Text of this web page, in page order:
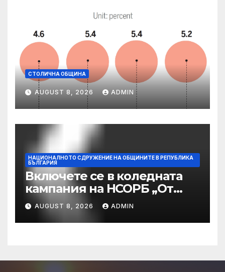
СТОЛИЧНА ОБЩИНА
AUGUST 8, 2026 ADMIN
НАЦИОНАЛНОТО СДРУЖЕНИЕ НА ОБЩИНИТЕ В РЕПУБЛИКА
БЪЛГАРИЯ
Включете се в коледната
кампания на НСОРБ „От
нашите общини за Вашите
празници!“
AUGUST 8, 2026 ADMIN